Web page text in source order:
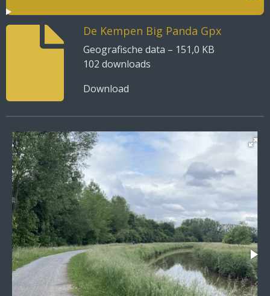
De Kempen Big Panda Gpx
Geografische data – 151,0 KB
102 downloads
Download